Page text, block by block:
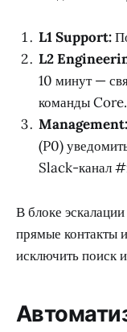
L1 Support:
L2
10 минут —
команды Core.
Management:
(P0)
Slack-канал
В блоке
прямые контакты
исключить поиск